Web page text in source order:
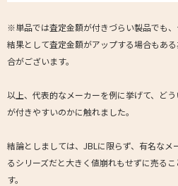
※単品では査定金額が付きづらい製品でも
結果として査定金額がアップする場合もあ
合がございます。
以上、代表的なメーカーを例に挙げて、ど
が付きやすいのかに触れました。
結論としましては、JBLに限らず、有名な
るシリーズだと大きく値崩れもせずに売る
す。